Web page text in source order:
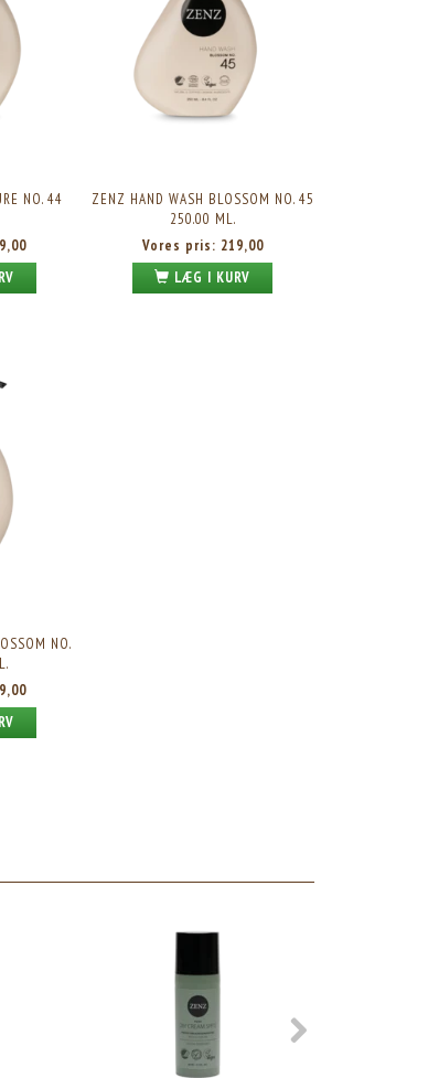
NO. 44
ZENZ HAND WASH BLOSSOM NO. 45
250.00 ML.
Vores pris: 219,00
LÆG I KURV
NO.